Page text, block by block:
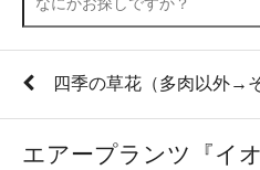
四季の草花（多肉以外→
エアープランツ『イオ